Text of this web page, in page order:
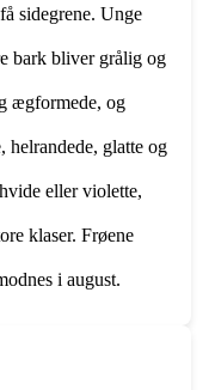
sidegrene. Unge
bark bliver grålig og
ægformede, og
helrandede, glatte og
eller violette,
klaser. Frøene
i august.